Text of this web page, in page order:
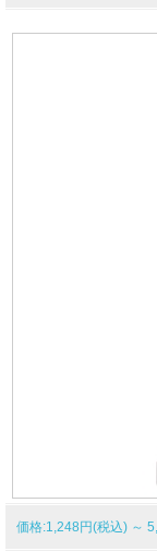
価格:1,248円(税込) ～